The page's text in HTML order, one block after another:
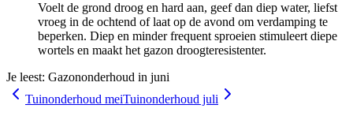
Voelt de grond droog en hard aan, geef dan diep water, liefst
vroeg in de ochtend of laat op de avond om verdamping te
beperken. Diep en minder frequent sproeien stimuleert diepe
wortels en maakt het gazon droogteresistenter.
Je leest: Gazononderhoud in juni
Tuinonderhoud meiTuinonderhoud juli